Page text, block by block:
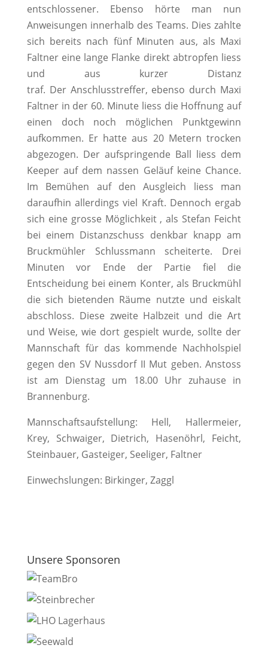
entschlossener. Ebenso hörte man nun
Anweisungen innerhalb des Teams. Dies zahlte
sich bereits nach fünf Minuten aus, als Maxi
Faltner eine lange Flanke direkt abtropfen liess
und aus kurzer Distanz
traf. Der Anschlusstreffer, ebenso durch Maxi
Faltner in der 60. Minute liess die Hoffnung auf
einen doch noch möglichen Punktgewinn
aufkommen. Er hatte aus 20 Metern trocken
abgezogen. Der aufspringende Ball liess dem
Keeper auf dem nassen Geläuf keine Chance.
Im Bemühen auf den Ausgleich liess man
daraufhin allerdings viel Kraft. Dennoch ergab
sich eine grosse Möglichkeit , als Stefan Feicht
bei einem Distanzschuss denkbar knapp am
Bruckmühler Schlussmann scheiterte. Drei
Minuten vor Ende der Partie fiel die
Entscheidung bei einem Konter, als Bruckmühl
die sich bietenden Räume nutzte und eiskalt
abschloss. Diese zweite Halbzeit und die Art
und Weise, wie dort gespielt wurde, sollte der
Mannschaft für das kommende Nachholspiel
gegen den SV Nussdorf II Mut geben. Anstoss
ist am Dienstag um 18.00 Uhr zuhause in
Brannenburg.
Mannschaftsaufstellung: Hell, Hallermeier,
Krey, Schwaiger, Dietrich, Hasenöhrl, Feicht,
Steinbauer, Gasteiger, Seeliger, Faltner
Einwechslungen: Birkinger, Zaggl
Unsere Sponsoren